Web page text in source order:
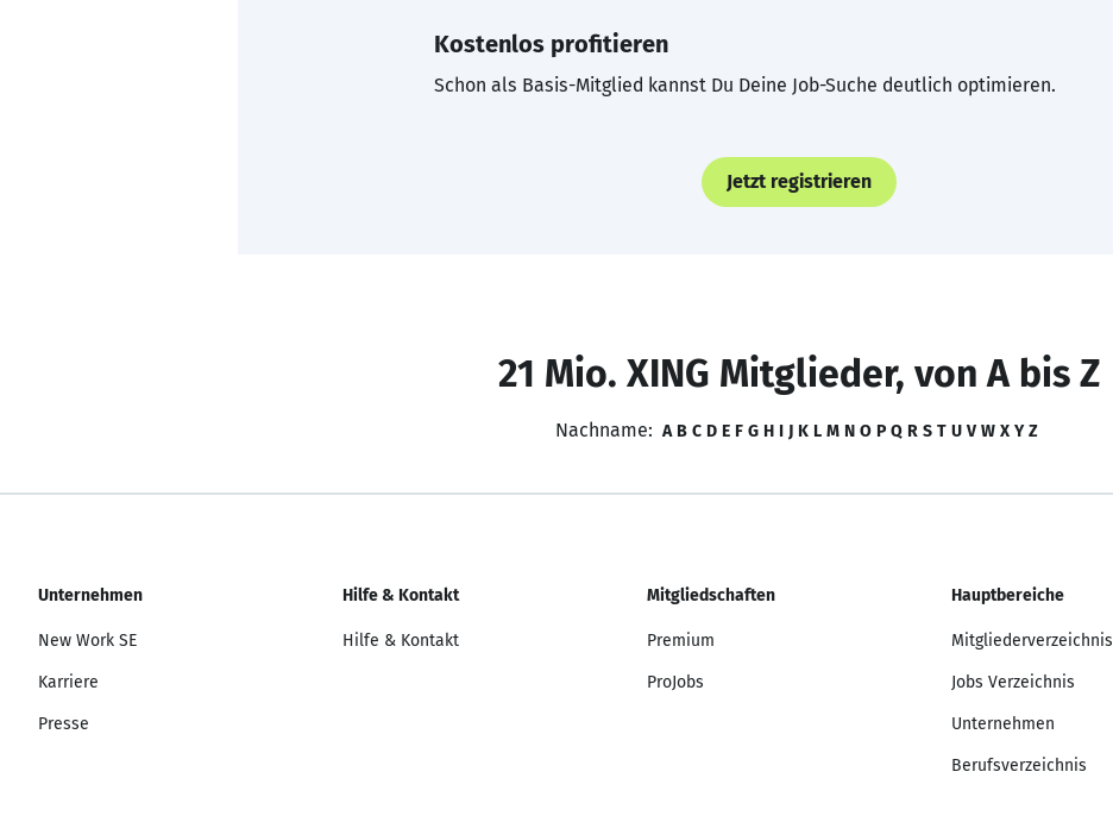
Kostenlos profitieren
Schon als Basis-Mitglied kannst Du Deine Job-Suche deutlich optimieren.
Jetzt registrieren
21 Mio. XING Mitglieder, von A bis Z
Nachname: A B C D E F G H I J K L M N O P Q R S T U V W X Y Z
Unternehmen
New Work SE
Karriere
Presse
Hilfe & Kontakt
Hilfe & Kontakt
Mitgliedschaften
Premium
ProJobs
Hauptbereiche
Mitgliederverzeichnis
Jobs Verzeichnis
Unternehmen
Berufsverzeichnis